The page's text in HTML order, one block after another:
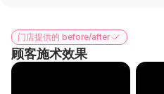
门店提供的 before/after
顾客施术效果